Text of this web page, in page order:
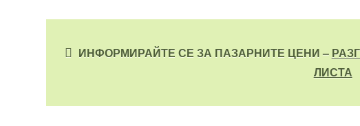
ИНФОРМИРАЙТЕ СЕ ЗА ПАЗАРНИТЕ ЦЕНИ –
ЛИСТА